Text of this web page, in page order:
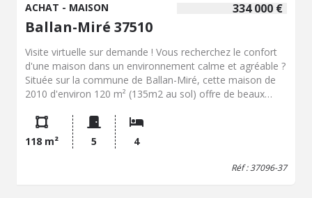
334 000 €
ACHAT - MAISON
Ballan-Miré 37510
Visite virtuelle sur demande ! Vous recherchez le confort
d'une maison dans un environnement calme et agréable ?
Située sur la commune de Ballan-Miré, cette maison de
2010 d'environ 120 m² (135m2 au sol) offre de beaux
famille. Au rez-de-chaussée, l'entrée ouvre sur une belle
pièce de vie conviviale avec cuisine ouverte, complétée
par une arrière-cuisine fonctionnelle. Une cheminée avec
insert apporte chaleur et charme à l'ensemble. La partie
118 m² 5 4
Réf : 37096-37